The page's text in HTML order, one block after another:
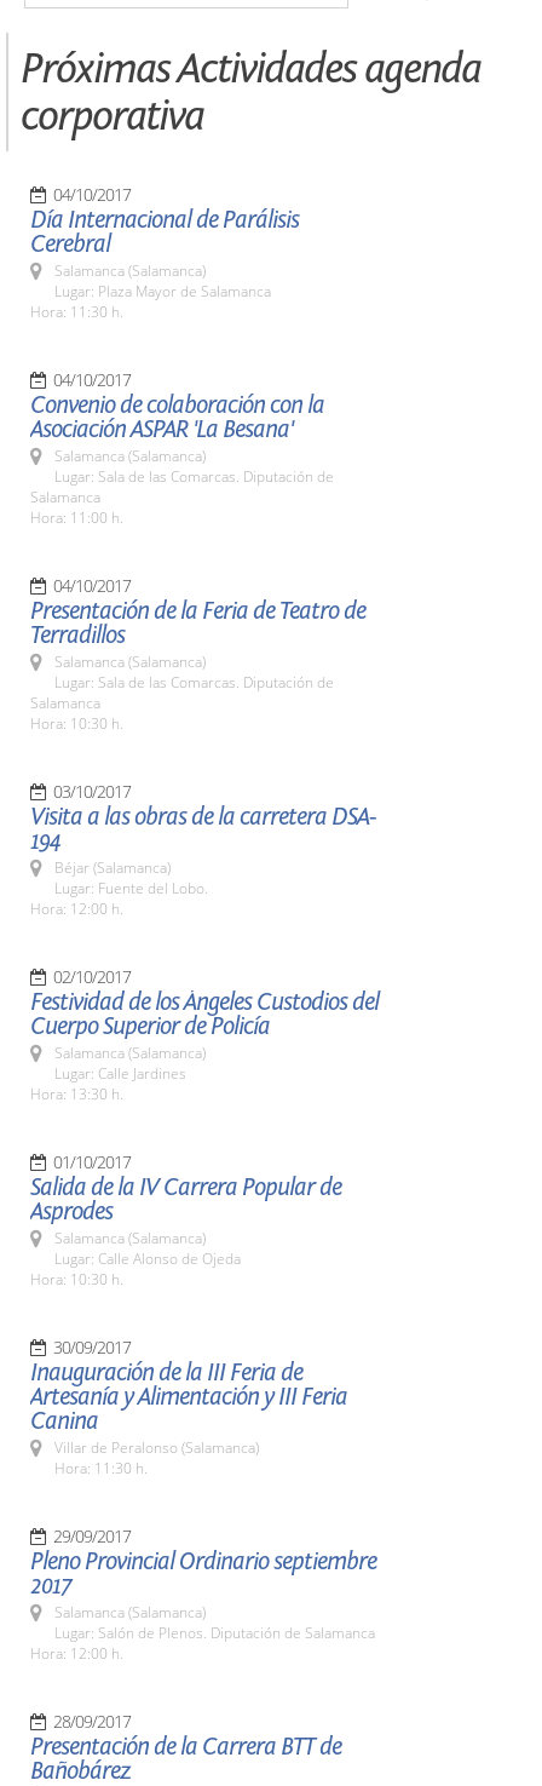
Próximas Actividades agenda
corporativa
04/10/2017
Día Internacional de Parálisis
Cerebral
Salamanca (Salamanca)
Lugar: Plaza Mayor de Salamanca
Hora: 11:30 h.
04/10/2017
Convenio de colaboración con la
Asociación ASPAR 'La Besana'
Salamanca (Salamanca)
Lugar: Sala de las Comarcas. Diputación de
Salamanca
Hora: 11:00 h.
04/10/2017
Presentación de la Feria de Teatro de
Terradillos
Salamanca (Salamanca)
Lugar: Sala de las Comarcas. Diputación de
Salamanca
Hora: 10:30 h.
03/10/2017
Visita a las obras de la carretera DSA-
194
Béjar (Salamanca)
Lugar: Fuente del Lobo.
Hora: 12:00 h.
02/10/2017
Festividad de los Ángeles Custodios del
Cuerpo Superior de Policía
Salamanca (Salamanca)
Lugar: Calle Jardines
Hora: 13:30 h.
01/10/2017
Salida de la IV Carrera Popular de
Asprodes
Salamanca (Salamanca)
Lugar: Calle Alonso de Ojeda
Hora: 10:30 h.
30/09/2017
Inauguración de la III Feria de
Artesanía y Alimentación y III Feria
Canina
Villar de Peralonso (Salamanca)
Hora: 11:30 h.
29/09/2017
Pleno Provincial Ordinario septiembre
2017
Salamanca (Salamanca)
Lugar: Salón de Plenos. Diputación de Salamanca
Hora: 12:00 h.
28/09/2017
Presentación de la Carrera BTT de
Bañobárez